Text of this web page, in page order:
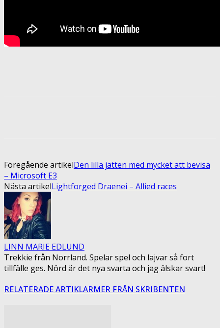
Föregående artikelDen lilla jätten med mycket att bevisa
– Microsoft E3
Nästa artikelLightforged Draenei – Allied races
LINN MARIE EDLUND
Trekkie från Norrland. Spelar spel och lajvar så fort
tillfälle ges. Nörd är det nya svarta och jag älskar svart!
RELATERADE ARTIKLARMER FRÅN SKRIBENTEN